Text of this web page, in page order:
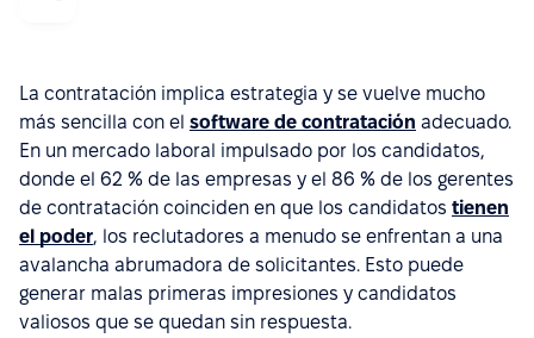
La contratación implica estrategia y se vuelve mucho
más sencilla con el software de contratación adecuado.
En un mercado laboral impulsado por los candidatos,
donde el 62 % de las empresas y el 86 % de los gerentes
de contratación coinciden en que los candidatos tienen
el poder, los reclutadores a menudo se enfrentan a una
avalancha abrumadora de solicitantes. Esto puede
generar malas primeras impresiones y candidatos
valiosos que se quedan sin respuesta.